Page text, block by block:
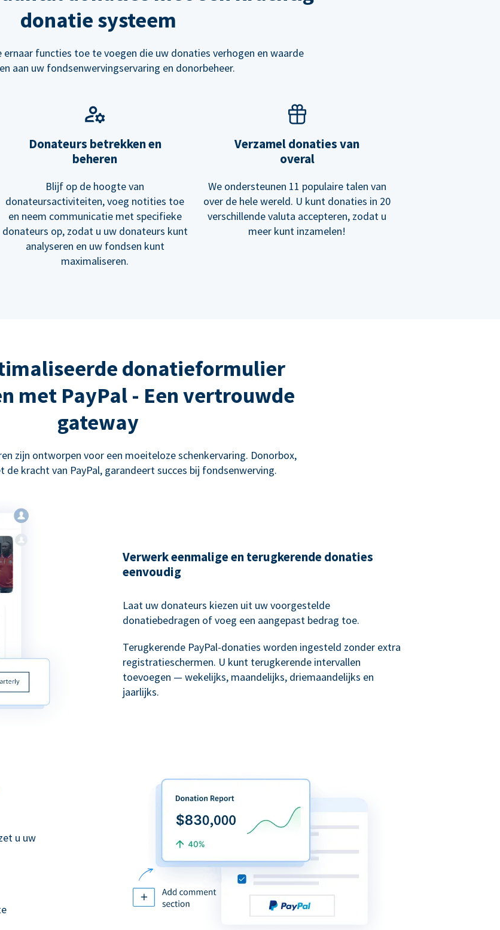
donatie systeem
ernaar functies toe te voegen die uw donaties verhogen en waarde
aan uw fondsenwervingservaring en donorbeheer.
Donateurs betrekken en
beheren
Blijf op de hoogte van
donateursactiviteiten, voeg notities toe
en neem communicatie met specifieke
donateurs op, zodat u uw donateurs kunt
analyseren en uw fondsen kunt
maximaliseren.
Verzamel donaties van
overal
We ondersteunen 11 populaire talen van
over de hele wereld. U kunt donaties in 20
verschillende valuta accepteren, zodat u
meer kunt inzamelen!
donatieformulier
met PayPal - Een vertrouwde
gateway
zijn ontworpen voor een moeiteloze schenkervaring. Donorbox,
de kracht van PayPal, garandeert succes bij fondsenwerving.
Verwerk eenmalige en terugkerende donaties
eenvoudig
Laat uw donateurs kiezen uit uw voorgestelde
donatiebedragen of voeg een aangepast bedrag toe.
Terugkerende PayPal-donaties worden ingesteld zonder extra
registratieschermen. U kunt terugkerende intervallen
toevoegen — wekelijks, maandelijks, driemaandelijks en
jaarlijks.
u uw